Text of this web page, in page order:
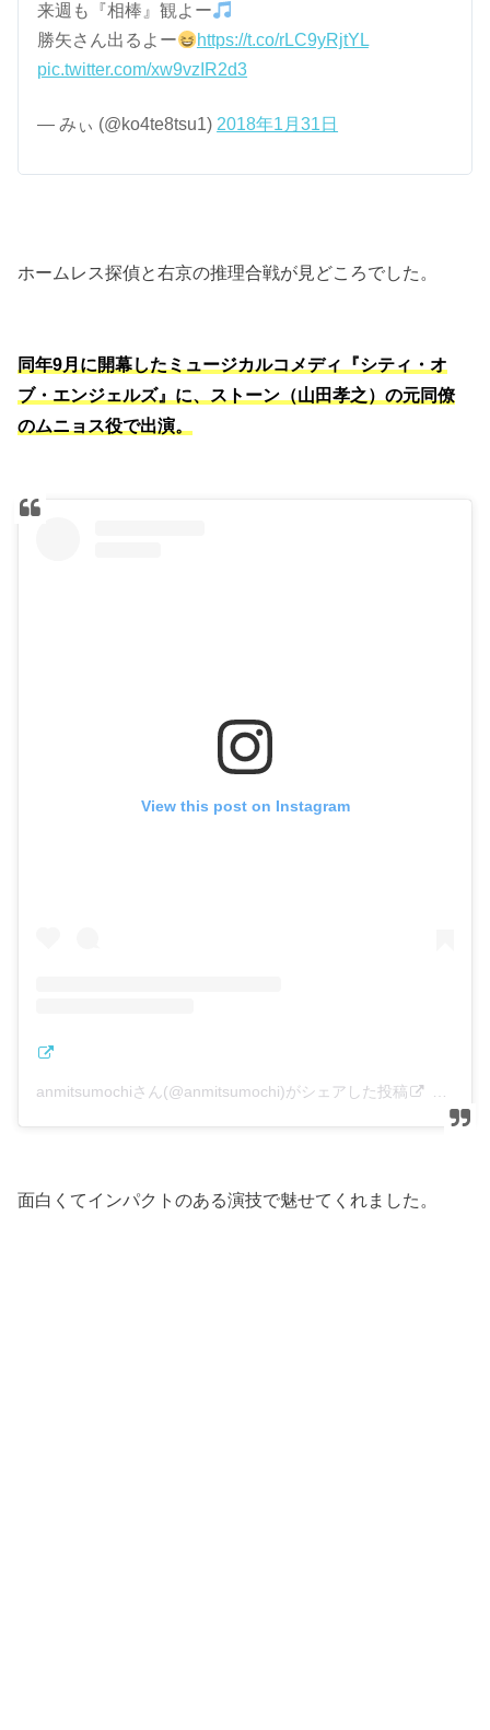
来週も『相棒』観よー
勝矢さん出るよー
https://t.co/rLC9yRjtYL
pic.twitter.com/xw9vzIR2d3
— みぃ (@ko4te8tsu1) 2018年1月31日
ホームレス探偵と右京の推理合戦が見どころでした。
同年9月に開幕したミュージカルコメディ『シティ・オ
ブ・エンジェルズ』に、ストーン（山田孝之）の元同僚
のムニョス役で出演。
View this post on Instagram
anmitsumochiさん(@anmitsumochi)がシェアした投稿
面白くてインパクトのある演技で魅せてくれました。